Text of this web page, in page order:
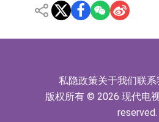
猫(601015.CN)跌
浙江证监局对财
(08611.HK)跌
(06162.HK)跌
私隐政策关于我们联系
版权所有 © 2026 现代电
reserved.